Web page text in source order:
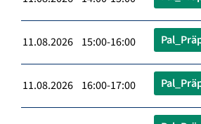
11.08.2026 15:00-16:00
11.08.2026 16:00-17:00